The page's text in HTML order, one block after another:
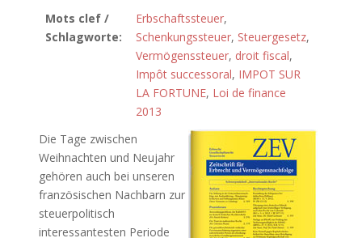
Mots clef /
Schlagworte:
Erbschaftssteuer,
Schenkungssteuer, Steuergesetz,
Vermögenssteuer, droit fiscal,
Impôt successoral, IMPOT SUR
LA FORTUNE, Loi de finance
2013
Die Tage zwischen
Weihnachten und Neujahr
gehören auch bei unseren
französischen Nachbarn zur
steuerpolitisch
interessantesten Periode